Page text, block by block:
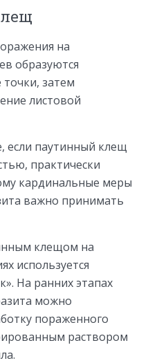
на
образуются
затем
листовой
если паутинный клещ
практически
кардинальные меры
важно принимать
клещом на
используется
На ранних этапах
можно
пораженного
раствором